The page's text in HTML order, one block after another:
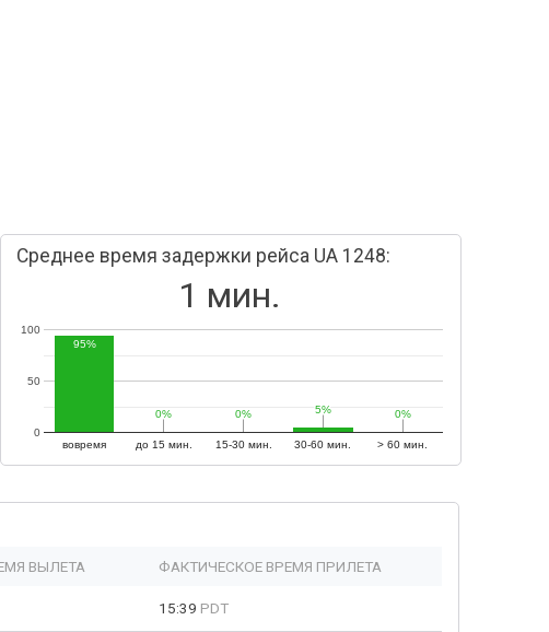
Среднее время задержки рейса UA 1248:
1 мин.
вовремя до 15 мин. 15-30 мин. 30-60 мин. > 60 мин.
0
50
100
95%
0%
0% 0%
0% 5%
5% 0%
0%
ВЫЛЕТА ФАКТИЧЕСКОЕ ВРЕМЯ ПРИЛЕТА
15:39 PDT